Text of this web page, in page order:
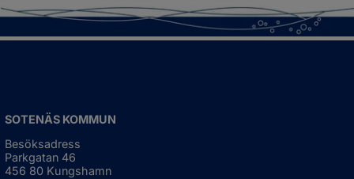
SOTENÄS KOMMUN
Besöksadress
Parkgatan 46
456 80 Kungshamn